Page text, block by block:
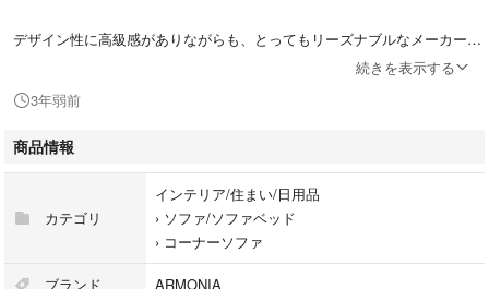
デザイン性に高級感がありながらも、とってもリーズナブルなメーカーで
※商品調査情報及び価格は間違っている場合が御座います
※記載事項は必ず全てお読み下さい
◯格安自社配達可能地域【夜間のみ】
画像2枚目参照
配達人員1名に付き、搬入をお手伝い頂く必要が御座います
続きを表示する
3年弱前
商品情報
カテゴリ
インテリア/住まい/日用品
› ソファ/ソファベッド
› コーナーソファ
ブランド ARMONIA